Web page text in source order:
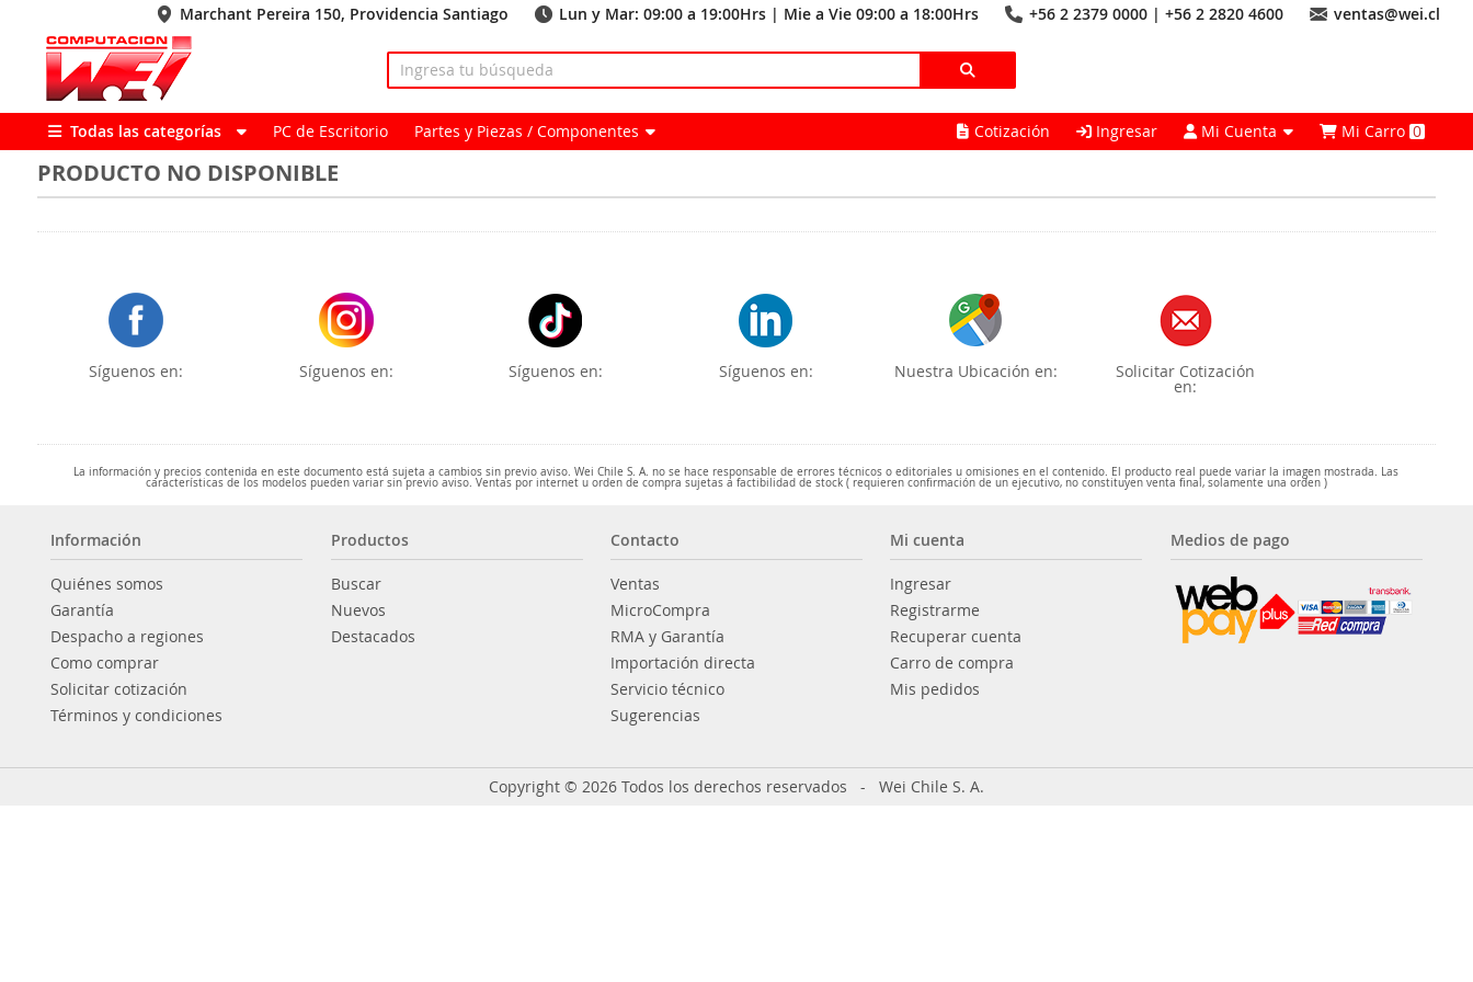
Marchant Pereira 150, Providencia Santiago Lun y Mar: 09:00 a 19:00Hrs | Mie a Vie 09:00 a 18:00Hrs +56 2 2379 0000 | +56 2 2820 4600 ventas@wei.cl
Todas las categorías PC de Escritorio Partes y Piezas / Componentes Cotización Ingresar Mi Cuenta Mi Carro0
PRODUCTO NO DISPONIBLE
Síguenos en: Síguenos en: Síguenos en: Síguenos en: Nuestra Ubicación en: Solicitar Cotización
en:
La información y precios contenida en este documento está sujeta a cambios sin previo aviso. Wei Chile S. A. no se hace responsable de errores técnicos o editoriales u omisiones en el contenido. El producto real puede variar la imagen mostrada. Las
características de los modelos pueden variar sin previo aviso. Ventas por internet u orden de compra sujetas a factibilidad de stock ( requieren confirmación de un ejecutivo, no constituyen venta final, solamente una orden )
Información
Quiénes somos
Garantía
Despacho a regiones
Como comprar
Solicitar cotización
Términos y condiciones
Productos
Buscar
Nuevos
Destacados
Contacto
Ventas
MicroCompra
RMA y Garantía
Importación directa
Servicio técnico
Sugerencias
Mi cuenta
Ingresar
Registrarme
Recuperar cuenta
Carro de compra
Mis pedidos
Medios de pago
Copyright © 2026 Todos los derechos reservados - Wei Chile S. A.